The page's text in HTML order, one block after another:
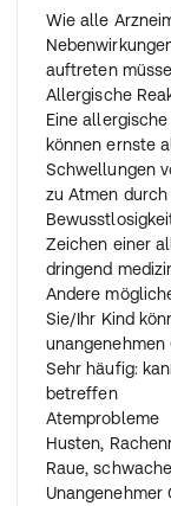
Wie es wirkt
Das
Bakterien,
nach, wenn
Die erste Dosis
angewendet
Erwachsene
Der Inhalt einer
Inhalator
Zwischen den
liegen.
Reihenfolge, in
oder
Wenn Sie/Ihr
Fibrose
folgenden
Inhalative
Thorakale
Andere
Dann dieses
Sie/Ihr Kind
Behandlungen
Wie alle
auftreten
Allergische
Eine
können ernste
Schwellungen
zu Atmen
Zeichen einer
dringend
Andere
Sie/Ihr Kind
unangenehmen
Sehr häufig:
betreffen
Atemprobleme
Husten,
Raue,
Unangenehmer